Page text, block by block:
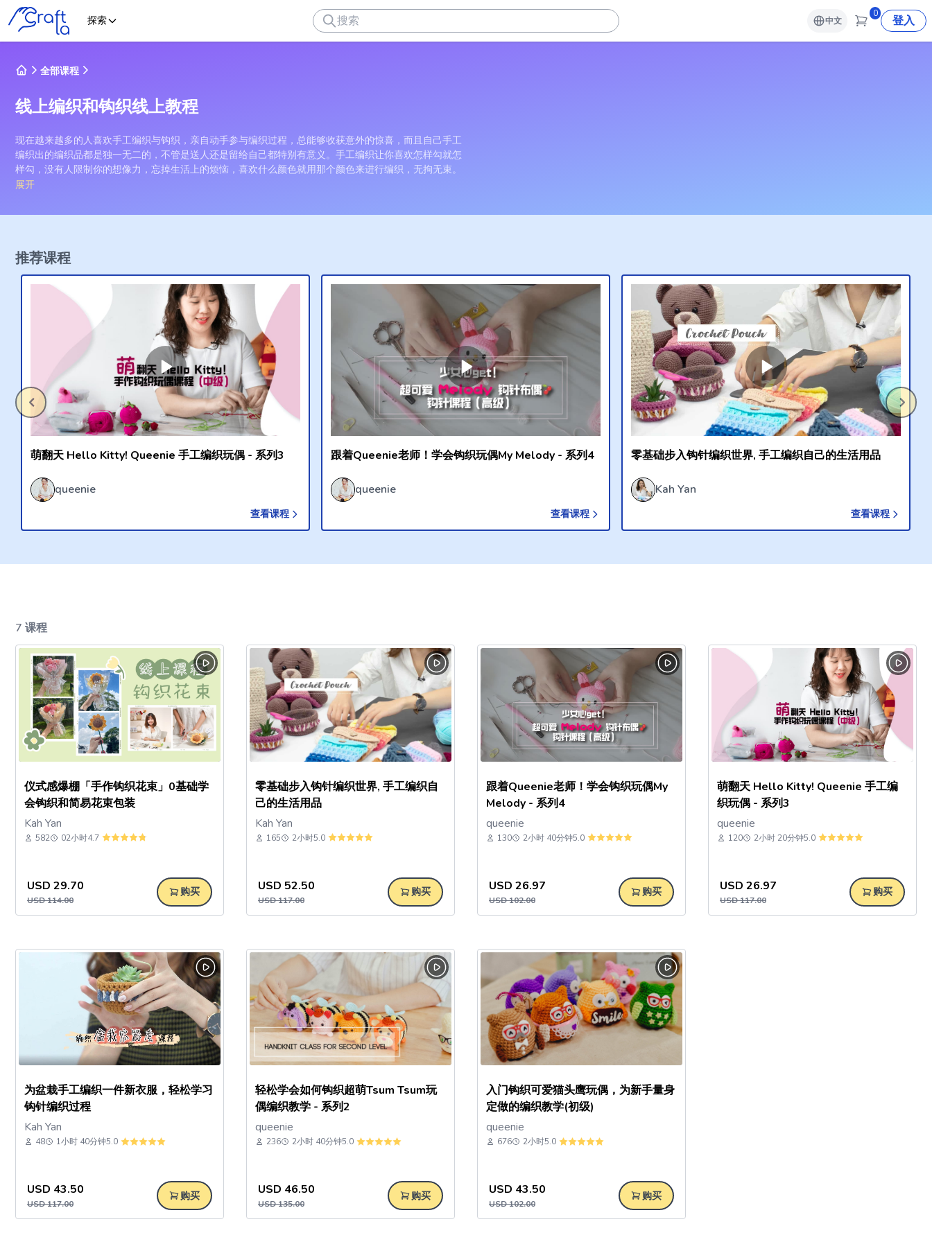
探索 中文
0 登入
全部课程
线上编织和钩织线上教程
现在越来越多的人喜欢手工编织与钩织，亲自动手参与编织过程，总能够收获意外的惊喜，而且自己手工
编织出的编织品都是独一无二的，不管是送人还是留给自己都特别有意义。手工编织让你喜欢怎样勾就怎
样勾，没有人限制你的想像力，忘掉生活上的烦恼，喜欢什么颜色就用那个颜色来进行编织，无拘无束。
学习手工编织不同编织品如包包，毛衣，玩偶等等
套，也有不同级别的钩针线上课程教你织出可爱的玩偶。 让想要学编织的你拥有多种编织教学选择，同时
与其同时，我们某些编织教程也会额外提供你一个非常齐全的材料包，让喜欢手工编织的你轻轻松松就开
始学习编织的过程。手工编织偏向于复杂的手工活，许多编织细节都是需要特别注意因为一旦一步错，你
最后制作出的编织品就不完美了。通过我们平台专业的老师教导，带领你打好钩针与编织的基础，每一步
都详细解说与手作示范，让你的学起手工编织也能游刃有余。
适合让你治疗心灵的编织教程
针织编织除了是是一门艺术，更是治疗心灵的爱好，如果你喜欢精美又实用的编织品，这一款手工编织日
常用品的编织教学非常适合你！通过这个编织教程，专业的老师会让你知道如何完成一个超级实用的钱
包，还可以学到各种钩针编织技巧。学会了技巧之后，你也可以通过自己的喜好，在颜色搭配上做一点变
化，或加上自己喜欢的设计，就可以完成既美观又实用的各种编织品了！过后再学习其他编织品例如盆栽
容器套时你就会发现编织简单多了。
零基础也能上手的玩偶的钩织教学
当然除了手工编织日常用品，我们也提供钩织可爱玩偶的钩织教学，比如说猫头鹰玩偶， Tsum Tsum玩
偶，Hello Kitty玩偶和Melody玩偶等不同级别的编织教学。无论你是编织新手小白又或者是编织大神，我
们提供的编织线上教程中总有适合你的那款！ 在一钩一针编织出编织品的同时，也能通过这一系列动作疗
愈身心，自我放松呢！
展开
推荐课程
萌翻天 Hello Kitty! Queenie 手工编织玩偶 - 系列3
queenie
查看课程
跟着Queenie老师！学会钩织玩偶My Melody - 系列4
queenie
查看课程
零基础步入钩针编织世界, 手工编织自己的生活用品
Kah Yan
查看课程
7 课程
仪式感爆棚「手作钩织花束」0基础学
会钩织和简易花束包装
Kah Yan
582 02小时4.7
USD 29.70
USD114.00
购买
零基础步入钩针编织世界, 手工编织自
己的生活用品
Kah Yan
165 2小时5.0
USD 52.50
USD117.00
购买
跟着Queenie老师！学会钩织玩偶My
Melody - 系列4
queenie
130 2小时 40分钟5.0
USD 26.97
USD102.00
购买
萌翻天 Hello Kitty! Queenie 手工编
织玩偶 - 系列3
queenie
120 2小时 20分钟5.0
USD 26.97
USD117.00
购买
为盆栽手工编织一件新衣服，轻松学习
钩针编织过程
Kah Yan
48 1小时 40分钟5.0
USD 43.50
USD117.00
购买
轻松学会如何钩织超萌Tsum Tsum玩
偶编织教学 - 系列2
queenie
236 2小时 40分钟5.0
USD 46.50
USD135.00
购买
入门钩织可爱猫头鹰玩偶，为新手量身
定做的编织教学(初级)
queenie
676 2小时5.0
USD 43.50
USD102.00
购买